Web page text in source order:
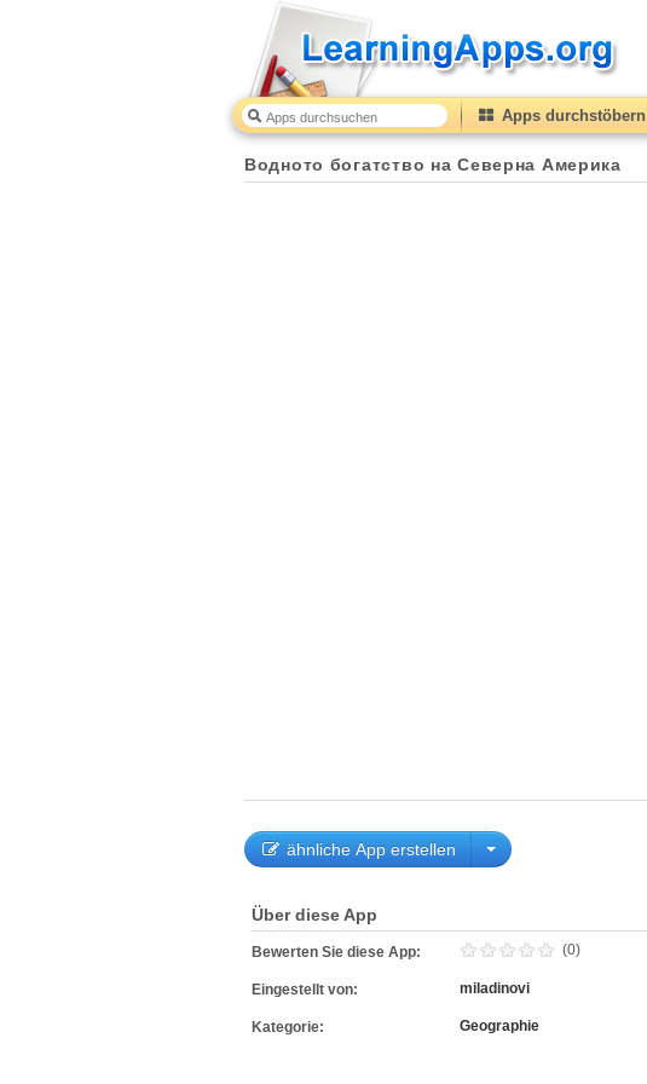
Apps durchstöbern
Водното богатство на Северна Америка
ähnliche App erstellen
Über diese App
Bewerten Sie diese App: (0)
Eingestellt von: miladinovi
Kategorie: Geographie